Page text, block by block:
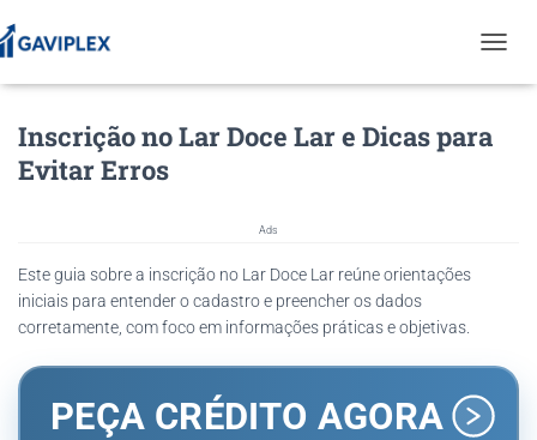
O
Inscrição no Lar Doce Lar e Dicas para
Evitar Erros
Ads
Este guia sobre a inscrição no Lar Doce Lar reúne orientações
iniciais para entender o cadastro e preencher os dados
corretamente, com foco em informações práticas e objetivas.
PEÇA CRÉDITO AGORA